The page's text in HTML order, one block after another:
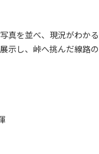
真を並べ、現況がわかる
示し、峠へ挑んだ線路の